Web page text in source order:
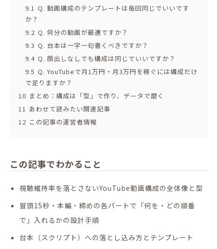
9.1 Q. 動画構成のテンプレートは毎回同じでいいです
か？
9.2 Q. 何分の動画が最適ですか？
9.3 Q. 台本は一字一句書くべきですか？
9.4 Q. 顔出しなしでも構成は同じでいいですか？
9.5 Q. YouTubeで月1万円・月3万円を稼ぐには構成だけ
で足りますか？
10 まとめ：構成は「型」で作り、データで磨く
11 あわせて読みたい関連記事
12 この記事の運営者情報
この記事でわかること
視聴維持率を落とさないYouTube動画構成の全体像と型
冒頭15秒・本編・締めの各パートで「何を・どの順番
で」入れるかの設計手順
台本（スクリプト）への落とし込み方とテンプレート